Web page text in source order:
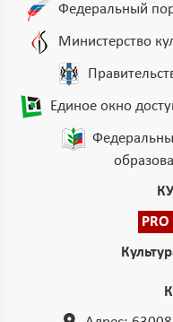
Федеральный
Министерство
Единое окно
PRO